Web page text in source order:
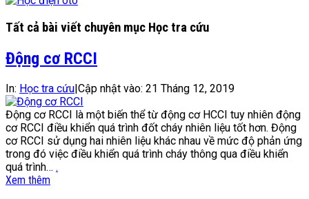
Tất cả bài viết chuyên mục Học tra cứu
Động cơ RCCI
In: Học tra cứu|Cập nhật vào: 21 Tháng 12, 2019
Động cơ RCCI là một biến thể từ động cơ HCCI tuy nhiên động
cơ RCCI điều khiển quá trình đốt cháy nhiên liệu tốt hơn. Động
cơ RCCI sử dụng hai nhiên liệu khác nhau về mức độ phản ứng
trong đó việc điều khiển quá trình cháy thông qua điều khiển
quá trình… .
Xem thêm